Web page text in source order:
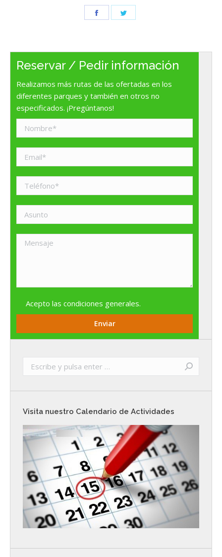
Share
Reservar / Pedir información
Realizamos más rutas de las ofertadas en los
diferentes parques y también en otros no
especificados. ¡Pregúntanos!
Acepto las condiciones generales.
Buscar:
Visita nuestro Calendario de Actividades